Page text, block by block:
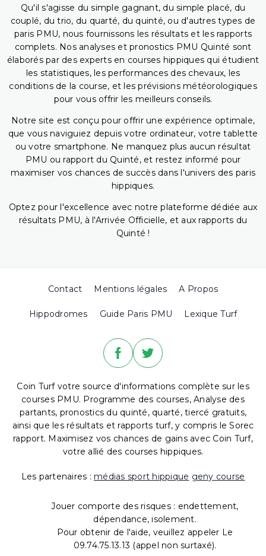
Qu'il s'agisse du simple gagnant, du simple placé, du
couplé, du trio, du quarté, du quinté, ou d'autres types de
paris PMU, nous fournissons les résultats et les rapports
complets. Nos analyses et pronostics PMU Quinté sont
élaborés par des experts en courses hippiques qui étudient
les statistiques, les performances des chevaux, les
conditions de la course, et les prévisions météorologiques
pour vous offrir les meilleurs conseils.
Notre site est conçu pour offrir une expérience optimale,
que vous naviguiez depuis votre ordinateur, votre tablette
ou votre smartphone. Ne manquez plus aucun résultat
PMU ou rapport du Quinté, et restez informé pour
maximiser vos chances de succès dans l'univers des paris
hippiques.
Optez pour l'excellence avec notre plateforme dédiée aux
résultats PMU, à l'Arrivée Officielle, et aux rapports du
Quinté !
Contact Mentions légales A Propos
Hippodromes Guide Paris PMU Lexique Turf
Coin Turf votre source d'informations complète sur les
courses PMU. Programme des courses, Analyse des
partants, pronostics du quinté, quarté, tiercé gratuits,
ainsi que les résultats et rapports turf, y compris le Sorec
rapport. Maximisez vos chances de gains avec Coin Turf,
votre allié des courses hippiques.
Les partenaires : médias sport hippique geny course
Jouer comporte des risques : endettement,
dépendance, isolement.
Pour obtenir de l'aide, veuillez appeler Le
09.74.75.13.13 (appel non surtaxé).